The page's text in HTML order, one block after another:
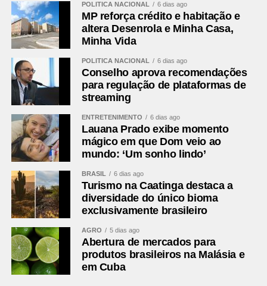
Sem novas mudanças no placar, o clássico terminou
empatado em 1 a 1.
Próximos jogos
Cianciano x Botafogo
Competição:
Copa Sul-Americana – oitavas de final (ida)
Data e horário:
Brasília)
Local:Estádio Inca Garcilaso de la Vega
Fluminense x Independiente Rivadavia
Competição:
Copa Libertadores – oitavas de final (ida)
Data e horário:
11.08 (terça-feira), às 19h (de Brasília)
Local:Estádio do Maracanã
FICHA
TÉCNICA
Resultado
Botafogo 1 x 1 Fluminense
POLÍTICA NACIONAL 6 dias ago
MP reforça crédito e habitação e
altera Desenrola e Minha Casa,
Minha Vida
POLÍTICA NACIONAL 6 dias ago
Conselho aprova recomendações
para regulação de plataformas de
streaming
ENTRETENIMENTO 6 dias ago
Lauana Prado exibe momento
mágico em que Dom veio ao
mundo: ‘Um sonho lindo’
BRASIL 6 dias ago
Turismo na Caatinga destaca a
diversidade do único bioma
exclusivamente brasileiro
AGRO 5 dias ago
Abertura de mercados para
produtos brasileiros na Malásia e
em Cuba